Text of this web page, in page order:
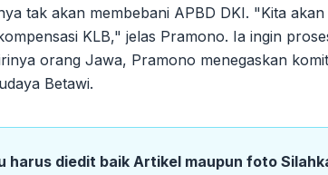
tak akan membebani APBD DKI. "Kita
KLB," jelas Pramono. Ia ingin
orang Jawa, Pramono menegaskan
Betawi.
harus diedit baik Artikel maupun foto